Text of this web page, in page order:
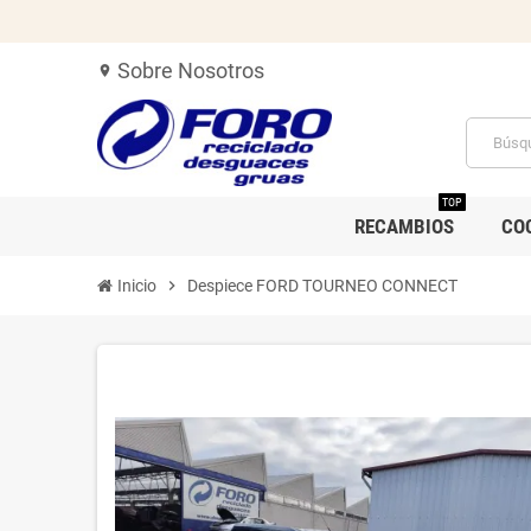
location_on Sobre Nosotros
RECAMBIOS
TOP
Inicio chevron_right Despiece FORD TOURNEO CONNECT